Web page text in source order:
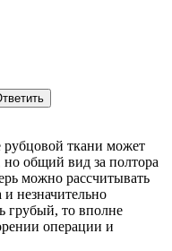
ткани может
общий вид за полтора
можно рассчитывать
и незначительно
грубый, то вполне
операции и